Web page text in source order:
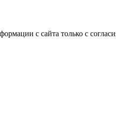
с сайта только с